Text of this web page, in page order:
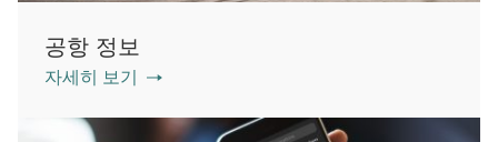
공항 정보
자세히 보기